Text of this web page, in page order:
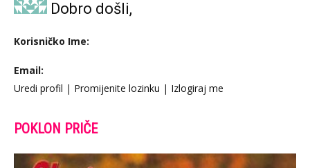
Dobro došli,
Korisničko Ime:
Email:
Uredi profil | Promijenite lozinku | Izlogiraj me
POKLON PRIČE